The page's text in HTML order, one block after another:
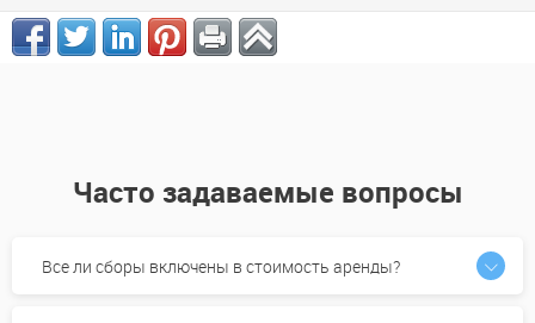
Часто задаваемые вопросы
Все ли сборы включены в стоимость аренды?